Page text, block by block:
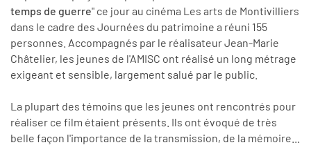
temps de guerre" ce jour au cinéma Les arts de Montivilliers
dans le cadre des Journées du patrimoine a réuni 155
personnes. Accompagnés par le réalisateur Jean-Marie
Châtelier, les jeunes de l'AMISC ont réalisé un long métrage
exigeant et sensible, largement salué par le public.
La plupart des témoins que les jeunes ont rencontrés pour
réaliser ce film étaient présents. Ils ont évoqué de très
belle façon l'importance de la transmission, de la mémoire...